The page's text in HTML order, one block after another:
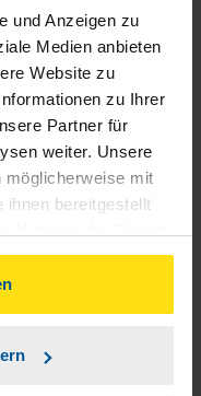
und Anzeigen zu
Medien anbieten
Website zu
zu Ihrer
Partner für
weiter. Unsere
möglicherweise mit
ihnen bereitgestellt
klicken,
gemäß